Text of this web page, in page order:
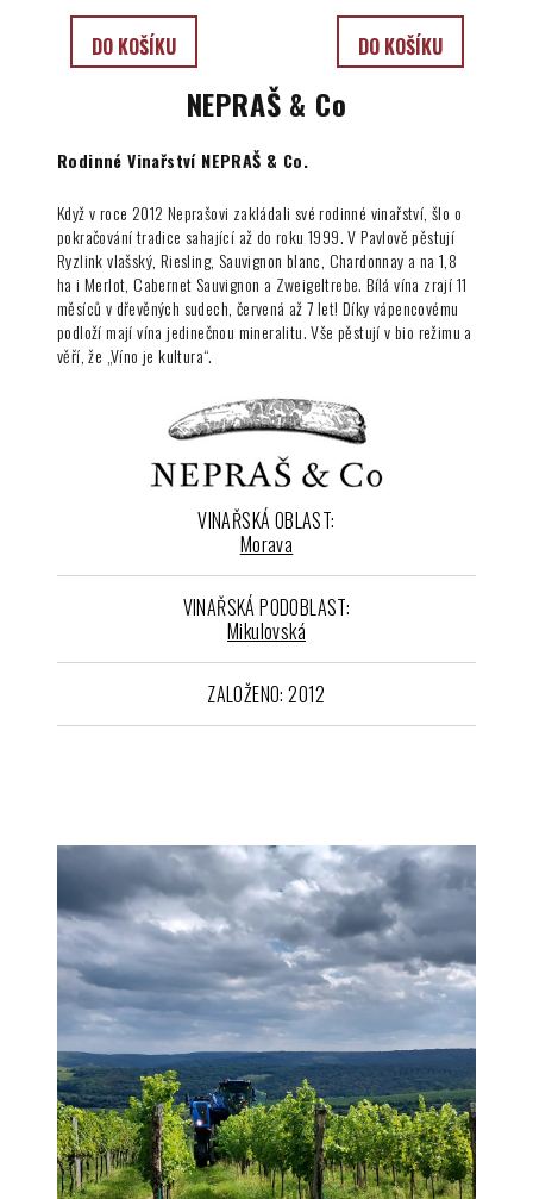
DO KOŠÍKU DO KOŠÍKU
NEPRAŠ & Co
Rodinné Vinařství NEPRAŠ & Co.
Když v roce 2012 Neprašovi zakládali své rodinné vinařství, šlo o
pokračování tradice sahající až do roku 1999. V Pavlově pěstují
Ryzlink vlašský, Riesling, Sauvignon blanc, Chardonnay a na 1,8
ha i Merlot, Cabernet Sauvignon a Zweigeltrebe. Bílá vína zrají 11
měsíců v dřevěných sudech, červená až 7 let! Díky vápencovému
podloží mají vína jedinečnou mineralitu. Vše pěstují v bio režimu a
věří, že „Víno je kultura“.
VINAŘSKÁ OBLAST:
Morava
VINAŘSKÁ PODOBLAST:
Mikulovská
ZALOŽENO: 2012